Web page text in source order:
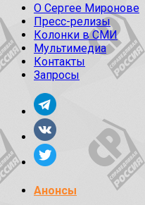
О Сергее Миронове
Пресс-релизы
Колонки в СМИ
Мультимедиа
Контакты
Запросы
Анонсы